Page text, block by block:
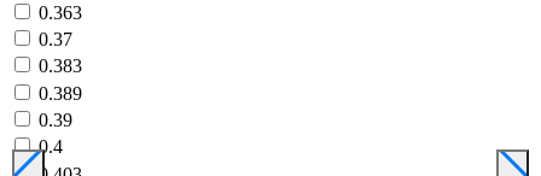
0.363
0.37
0.383
0.389
0.39
0.4